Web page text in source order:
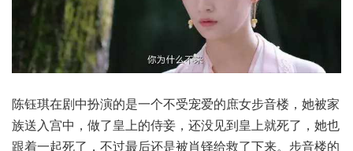
陈钰琪在剧中扮演的是一个不受宠爱的庶女步音楼，她被家
族送入宫中，做了皇上的侍妾，还没见到皇上就死了，她也
跟着一起死了，不过最后还是被肖铎给救了下来。步音楼的